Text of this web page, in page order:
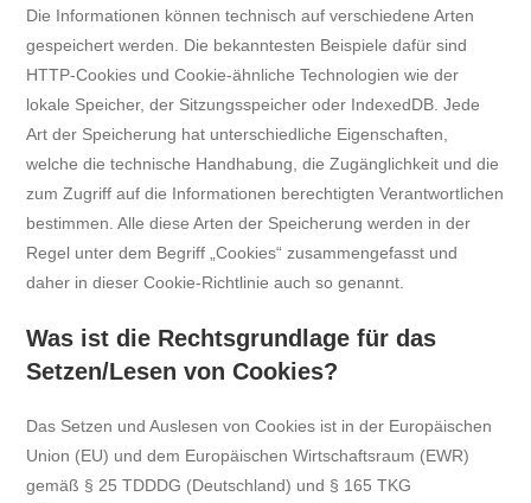
Die Informationen können technisch auf verschiedene Arten
gespeichert werden. Die bekanntesten Beispiele dafür sind
HTTP-Cookies und Cookie-ähnliche Technologien wie der
lokale Speicher, der Sitzungsspeicher oder IndexedDB. Jede
Art der Speicherung hat unterschiedliche Eigenschaften,
welche die technische Handhabung, die Zugänglichkeit und die
zum Zugriff auf die Informationen berechtigten Verantwortlichen
bestimmen. Alle diese Arten der Speicherung werden in der
Regel unter dem Begriff „Cookies“ zusammengefasst und
daher in dieser Cookie-Richtlinie auch so genannt.
Was ist die Rechtsgrundlage für das
Setzen/Lesen von Cookies?
Das Setzen und Auslesen von Cookies ist in der Europäischen
Union (EU) und dem Europäischen Wirtschaftsraum (EWR)
gemäß § 25 TDDDG (Deutschland) und § 165 TKG